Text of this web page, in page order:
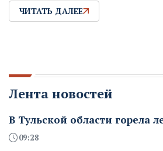
ЧИТАТЬ ДАЛЕЕ
Лента новостей
В Тульской области горела
09:28